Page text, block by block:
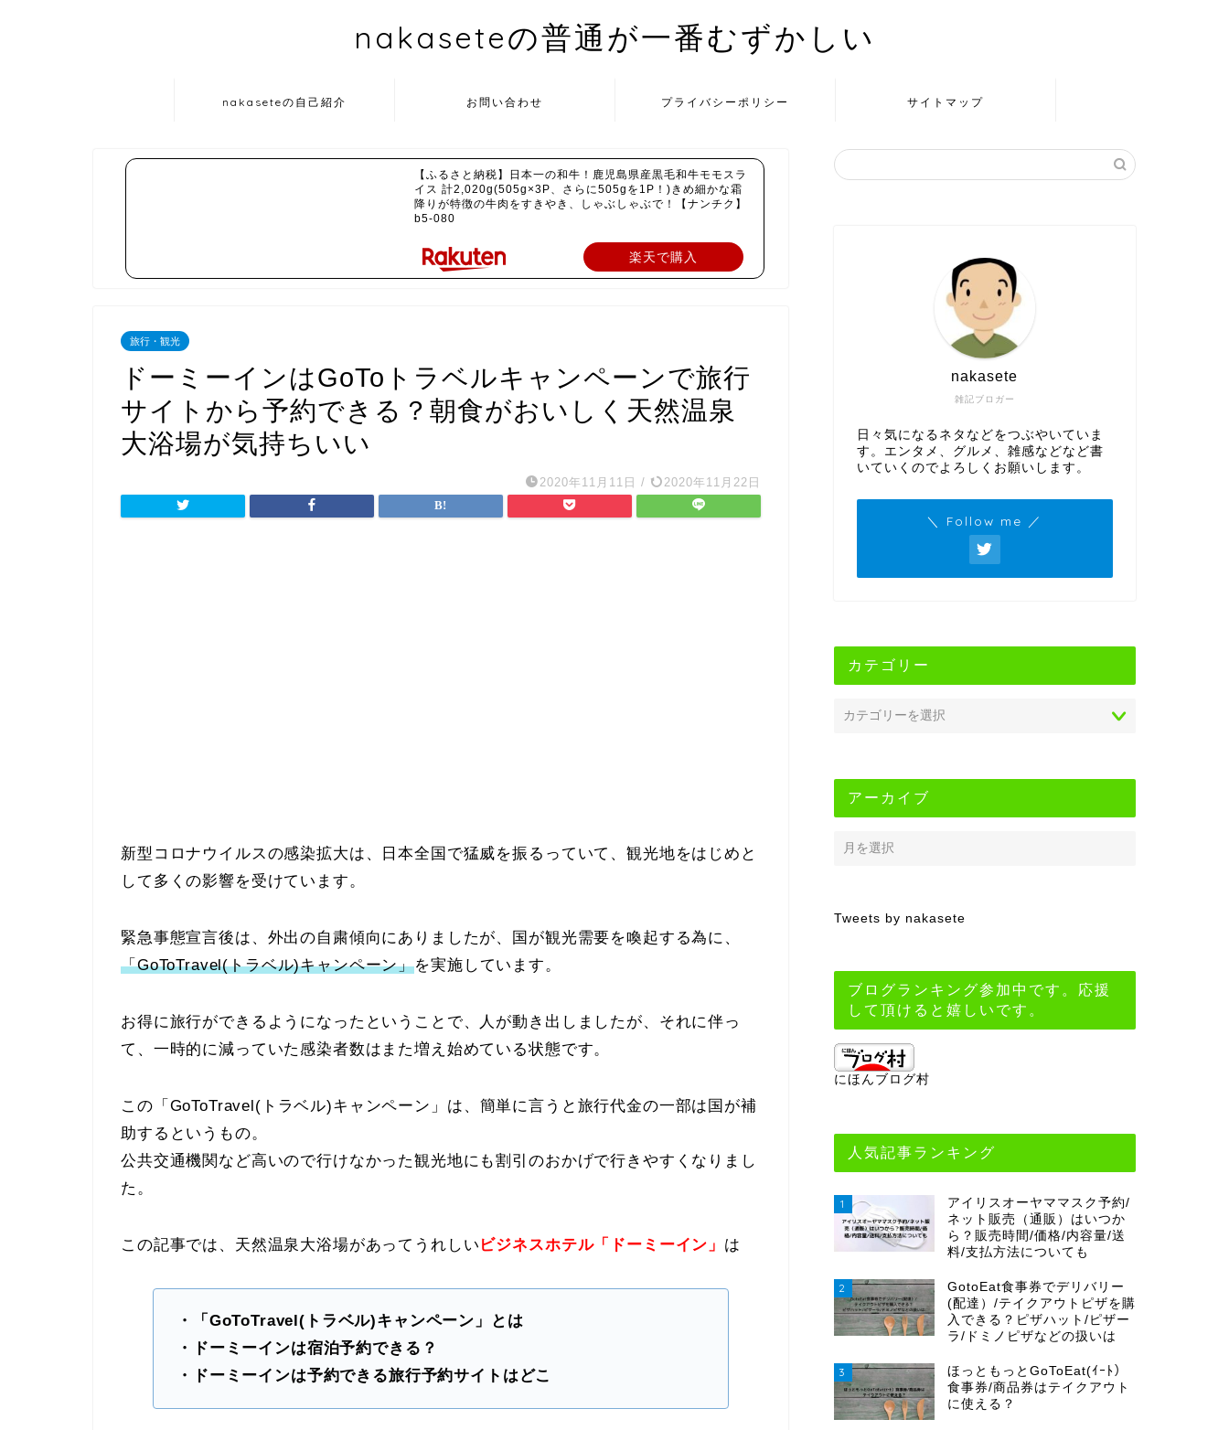
nakaseteの普通が一番むずかしい
nakaseteの自己紹介 お問い合わせ プライバシーポリシー サイトマップ
【ふるさと納税】日本一の和牛！鹿児島県産黒毛和牛モモスラ
イス 計2,020g(505g×3P、さらに505gを1P！)きめ細かな霜
降りが特徴の牛肉をすきやき、しゃぶしゃぶで！【ナンチク】
b5-080
楽天で購入
旅行・観光
ドーミーインはGoToトラベルキャンペーンで旅行
サイトから予約できる？朝食がおいしく天然温泉
大浴場が気持ちいい
2020年11月11日 / 2020年11月22日
新型コロナウイルスの感染拡大は、日本全国で猛威を振るっていて、観光地をはじめと
して多くの影響を受けています。
緊急事態宣言後は、外出の自粛傾向にありましたが、国が観光需要を喚起する為に、
「GoToTravel(トラベル)キャンペーン」を実施しています。
お得に旅行ができるようになったということで、人が動き出しましたが、それに伴っ
て、一時的に減っていた感染者数はまた増え始めている状態です。
この「GoToTravel(トラベル)キャンペーン」は、簡単に言うと旅行代金の一部は国が補
助するというもの。
公共交通機関など高いので行けなかった観光地にも割引のおかげで行きやすくなりまし
た。
この記事では、天然温泉大浴場があってうれしい ビジネスホテル「ドーミーイン」 は
・「GoToTravel(トラベル)キャンペーン」とは
・ドーミーインは宿泊予約できる？
・ドーミーインは予約できる旅行予約サイトはどこ
雑記ブロガー
nakasete
日々気になるネタなどをつぶやいていま
す。エンタメ、グルメ、雑感などなど書
いていくのでよろしくお願いします。
＼ Follow me ／
カテゴリー
アーカイブ
Tweets by nakasete
ブログランキング参加中です。応援
して頂けると嬉しいです。
にほんブログ村
人気記事ランキング
1
アイリスオーヤママスク予約/
ネット販売（通販）はいつか
ら？販売時間/価格/内容量/送
料/支払方法についても
2
GotoEat食事券でデリバリー
(配達）/テイクアウトピザを購
入できる？ピザハット/ピザー
ラ/ドミノピザなどの扱いは
3
ほっともっとGoToEat(ｲｰﾄ）
食事券/商品券はテイクアウト
に使える？